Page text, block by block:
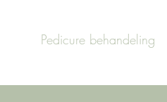
Pedicure behandeling